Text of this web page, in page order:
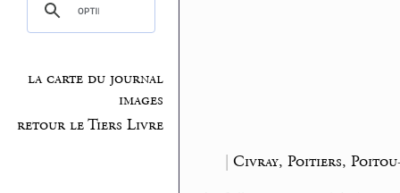
la carte du journal
images
retour le Tiers Livre
| Civray, Poitiers,